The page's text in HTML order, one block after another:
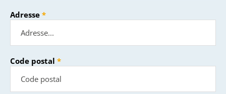
Adresse
Code postal